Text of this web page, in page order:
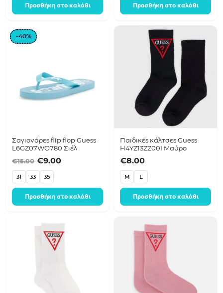
Προσθήκη στο καλάθι Προσθήκη στο καλάθι
-40%
Σαγιονάρες flip flop Guess
L6GZ07WO780 Σιέλ
€15.00 Original price was: €15.00.
€9.00Η τρέχουσα τιμή είναι: €9.00.
31 33 35
Προσθήκη στο καλάθι
Παιδικές κάλτσες Guess
H4YZ13ZZ00I Μαύρο
€8.00
M L
Προσθήκη στο καλάθι